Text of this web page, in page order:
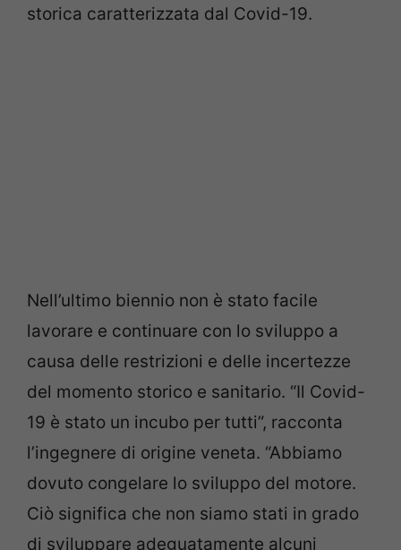
storica caratterizzata dal Covid-19.
Nell’ultimo biennio non è stato facile
lavorare e continuare con lo sviluppo a
causa delle restrizioni e delle incertezze
del momento storico e sanitario. “Il Covid-
19 è stato un incubo per tutti”, racconta
l’ingegnere di origine veneta. “Abbiamo
dovuto congelare lo sviluppo del motore.
Ciò significa che non siamo stati in grado
di sviluppare adeguatamente alcuni